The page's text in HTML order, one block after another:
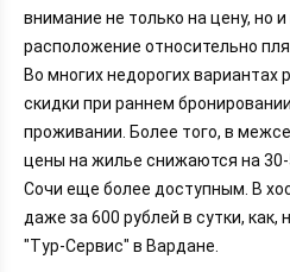
внимание не только на цену, но
расположение относительно
Во многих недорогих
скидки при раннем
проживании. Более того, в
цены на жилье снижаются на 30-
Сочи еще более доступным. В
даже за 600 рублей в сутки, как,
"Тур-Сервис" в Вардане.